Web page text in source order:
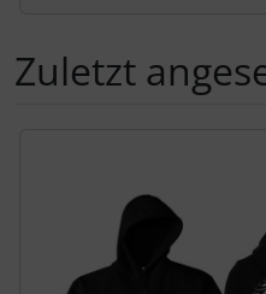
Zuletzt